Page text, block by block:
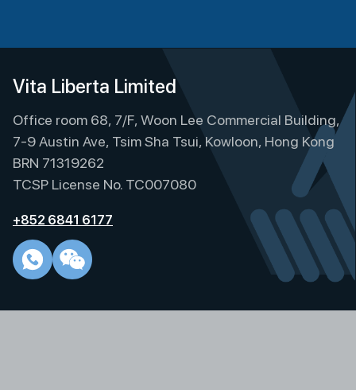
l
e
n
a
t
i
e
Vita Liberta Limited
Office room 68, 7/F, Woon Lee Commercial Building,
7-9 Austin Ave, Tsim Sha Tsui, Kowloon, Hong Kong
BRN 71319262
TCSP License No. TC007080
+852 6841 6177